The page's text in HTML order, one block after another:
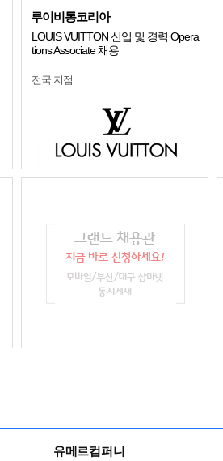
루이비통코리아
LOUIS VUITTON 신입 및 경력 Opera
tions Associate 채용
전국 지점
유메르컴퍼니